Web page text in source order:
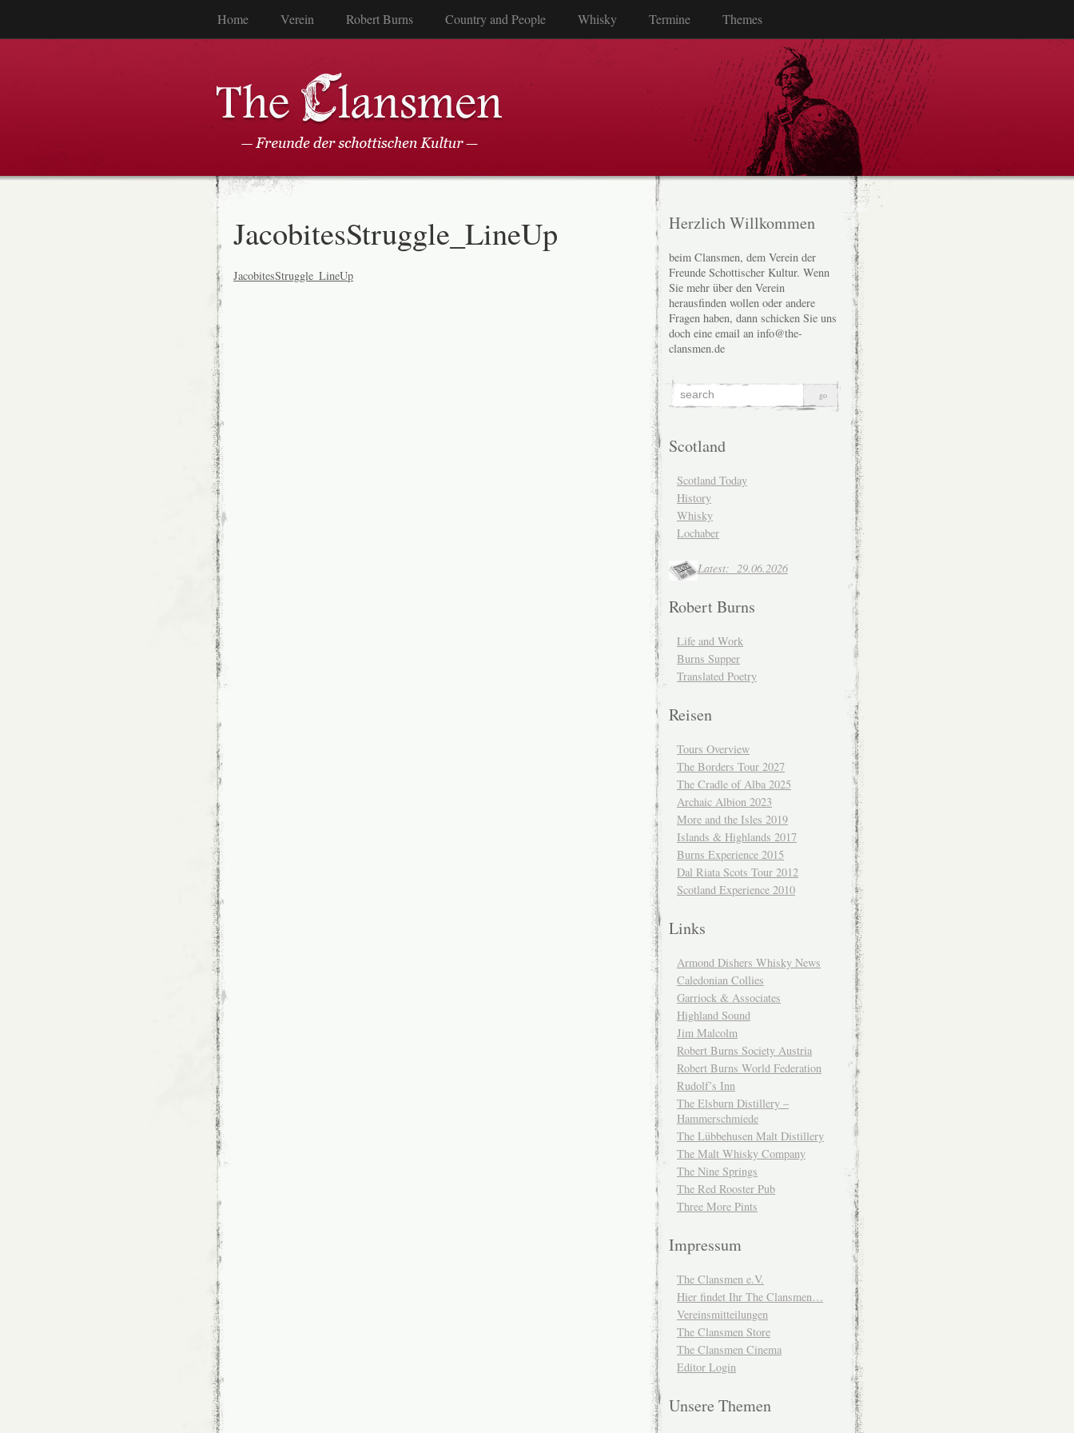
Home Verein Robert Burns Country and People Whisky Termine Themes
JacobitesStruggle_LineUp
JacobitesStruggle_LineUp
Herzlich Willkommen
beim Clansmen, dem Verein der
Freunde Schottischer Kultur. Wenn
Sie mehr über den Verein
herausfinden wollen oder andere
Fragen haben, dann schicken Sie uns
doch eine email an info@the-
clansmen.de
Scotland
Scotland Today
History
Whisky
Lochaber
Latest: 29.06.2026
Robert Burns
Life and Work
Burns Supper
Translated Poetry
Reisen
Tours Overview
The Borders Tour 2027
The Cradle of Alba 2025
Archaic Albion 2023
More and the Isles 2019
Islands & Highlands 2017
Burns Experience 2015
Dal Riata Scots Tour 2012
Scotland Experience 2010
Links
Armond Dishers Whisky News
Caledonian Collies
Garriock & Associates
Highland Sound
Jim Malcolm
Robert Burns Society Austria
Robert Burns World Federation
Rudolf’s Inn
The Elsburn Distillery –
Hammerschmiede
The Lübbehusen Malt Distillery
The Malt Whisky Company
The Nine Springs
The Red Rooster Pub
Three More Pints
Impressum
The Clansmen e.V.
Hier findet Ihr The Clansmen…
Vereinsmitteilungen
The Clansmen Store
The Clansmen Cinema
Editor Login
Unsere Themen